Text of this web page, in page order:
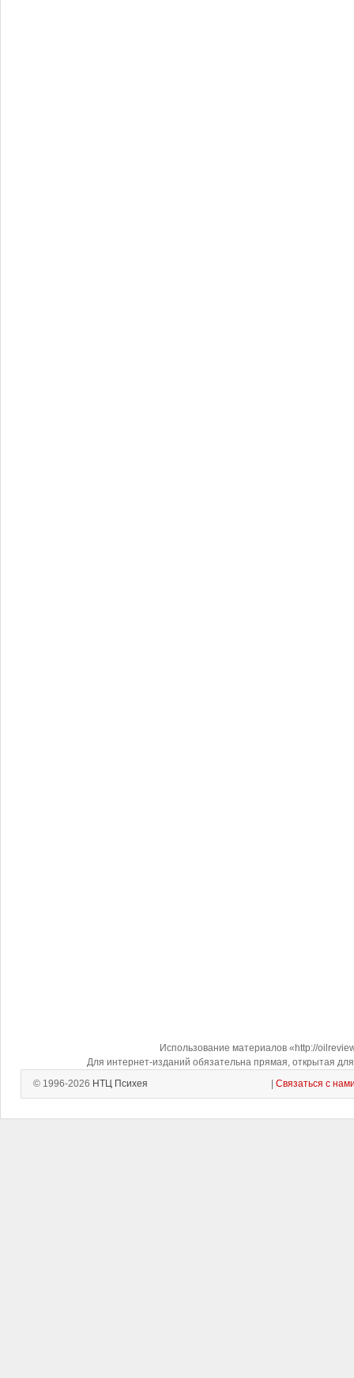
Использование материалов «http://
Для интернет-изданий обязательна прямая, открытая
© 1996-2026 НТЦ Психея Связаться с